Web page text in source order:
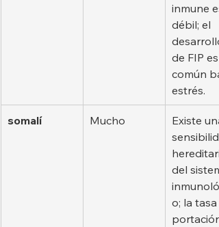
inmune es
débil; el
desarrollo
de FIP es
común
estrés.
somalí Mucho
Existe una
del
o; la tasa